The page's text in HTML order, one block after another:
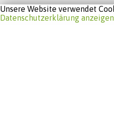
Unsere Website verwendet
Datenschutzerklärung anzeigen